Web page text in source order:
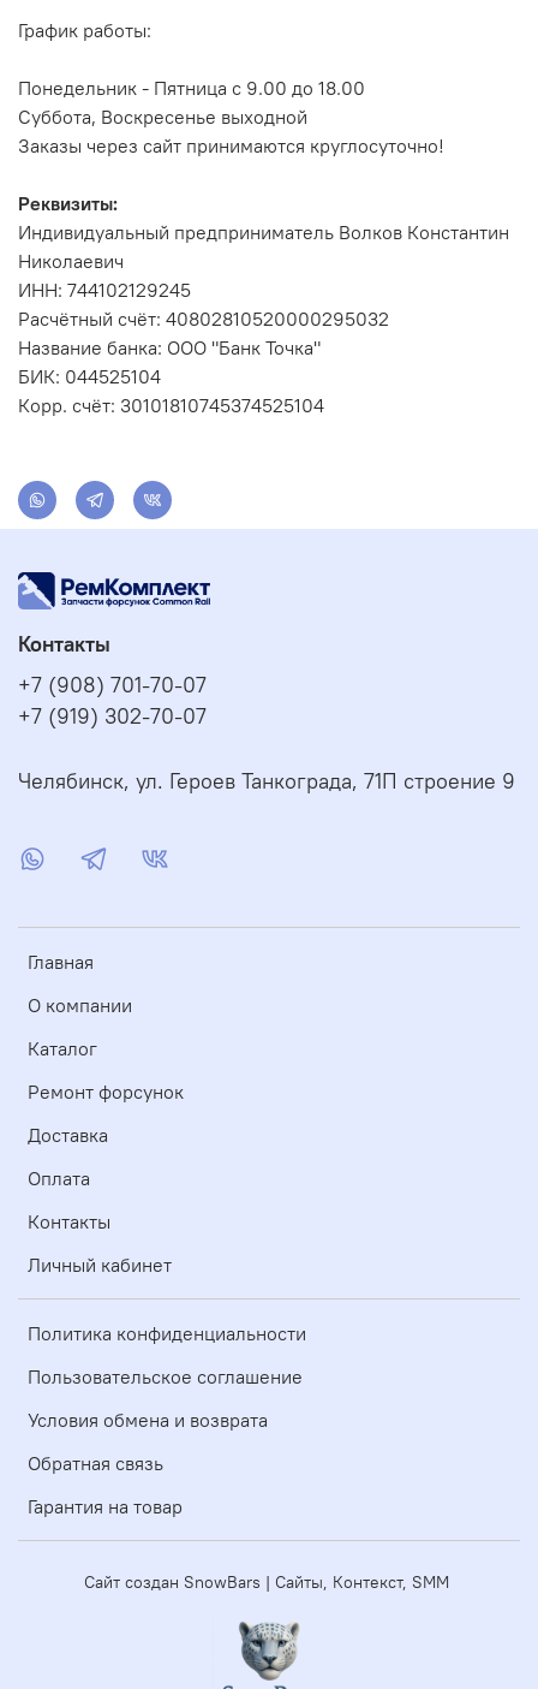
График работы:
Понедельник - Пятница с 9.00 до 18.00
Суббота, Воскресенье выходной
Заказы через сайт принимаются круглосуточно!
Реквизиты:
Индивидуальный предприниматель Волков Константин
Николаевич
ИНН: 744102129245
Расчётный счёт: 40802810520000295032
Название банка: ООО "Банк Точка"
БИК: 044525104
Корр. счёт: 30101810745374525104
Главная
О компании
Каталог
Ремонт форсунок
Доставка
Оплата
Контакты
Личный кабинет
Политика конфиденциальности
Пользовательское соглашение
Условия обмена и возврата
Обратная связь
Гарантия на товар
Контакты
+7 (908) 701-70-07
+7 (919) 302-70-07
Челябинск, ул. Героев Танкограда, 71П строение 9
Сайт создан SnowBars | Сайты, Контекст, SMM